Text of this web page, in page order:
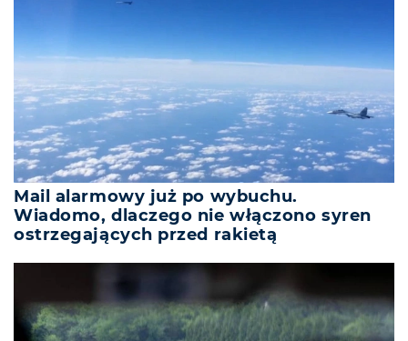
Mail alarmowy już po wybuchu.
Wiadomo, dlaczego nie włączono syren
ostrzegających przed rakietą